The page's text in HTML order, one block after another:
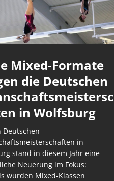
Mixed-Formate
die Deutschen
in Wolfsburg
Deutschen
in
stand in diesem Jahr eine
Neuerung im Fokus:
wurden Mixed-Klassen